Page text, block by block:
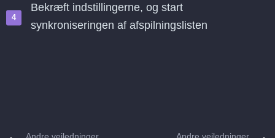
Bekræft indstillingerne, og start
synkroniseringen af afspilningslisten